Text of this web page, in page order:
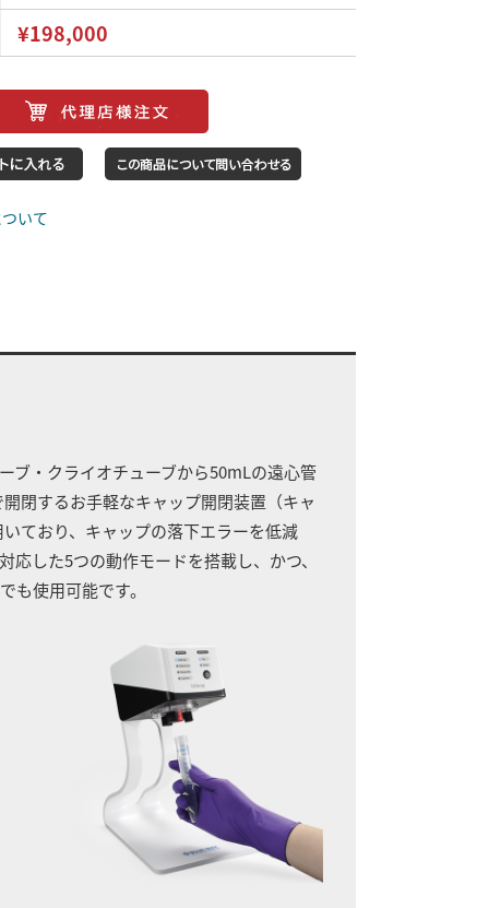
¥198,000
いて
ブ・クライオチューブから50mLの遠心管
閉するお手軽なキャップ開閉装置（キャ
ており、キャップの落下エラーを低減
した5つの動作モードを搭載し、かつ、
も使用可能です。